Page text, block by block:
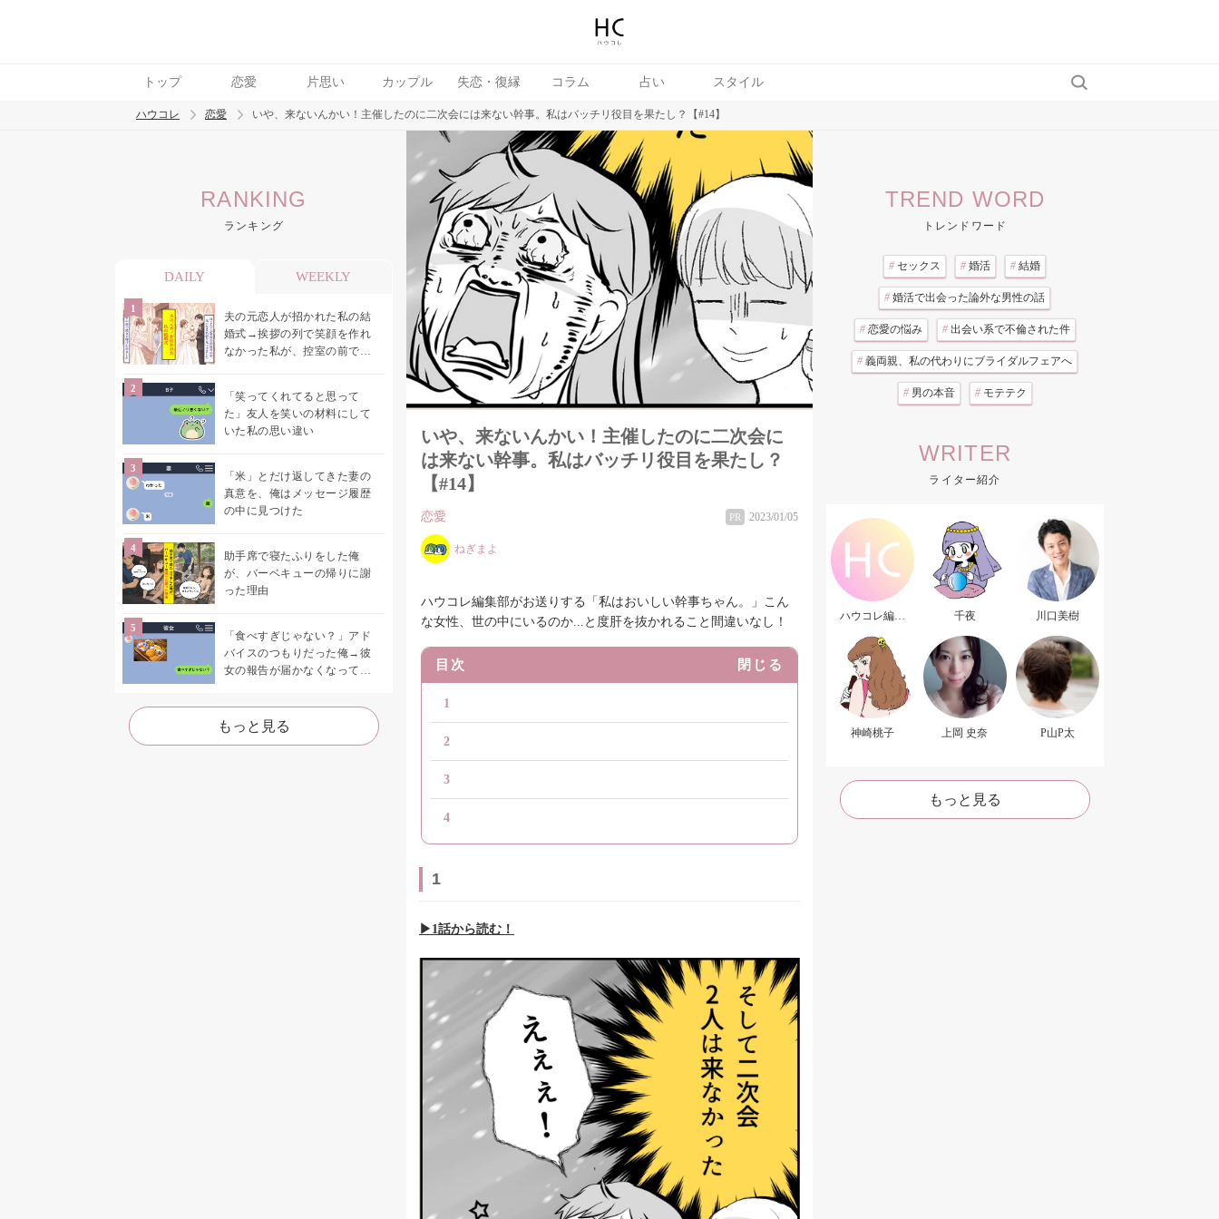
トップ 恋愛 片思い カップル 失恋・復縁 コラム 占い スタイル
トレンド ワード
ハウコレ 恋愛 いや、来ないんかい！主催したのに二次会には来ない幹事。私はバッチリ役目を果たし？【#14】
RANKING
ランキング
DAILY WEEKLY
夫の元恋人が招かれた私の結
婚式→挨拶の列で笑顔を作れ
なかった私が、控室の前で彼
「笑ってくれてると思って
た」友人を笑いの材料にして
いた私の思い違い
「米」とだけ返してきた妻の
真意を、俺はメッセージ履歴
の中に見つけた
助手席で寝たふりをした俺
が、バーベキューの帰りに謝
った理由
「食べすぎじゃない？」アド
バイスのつもりだった俺→彼
女の報告が届かなくなって、
た
もっと見る
いや、来ないんかい！主催したのに二次会に
は来ない幹事。私はバッチリ役目を果たし？
【#14】
恋愛 PR 2023/01/05
ねぎまよ
ハウコレ編集部がお送りする「私はおいしい幹事ちゃん。」こん
な女性、世の中にいるのか...と度肝を抜かれること間違いなし！
目次 閉じる
1
2
3
4
1
▶︎1話から読む！
TREND WORD
トレンドワード
# セックス # 婚活 # 結婚
# 婚活で出会った論外な男性の話
# 恋愛の悩み # 出会い系で不倫された件
# 義両親、私の代わりにブライダルフェアへ
# 男の本音 # モテテク
WRITER
ライター紹介
ハウコレ編集
千夜 川口美樹
神崎桃子 上岡 史奈 P山P太
もっと見る